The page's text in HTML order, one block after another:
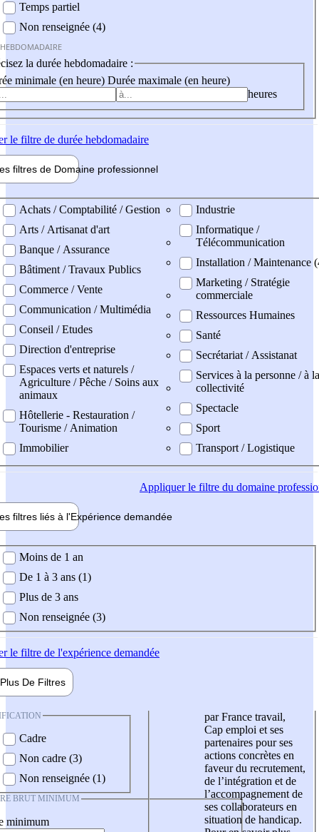
Temps partiel
Non renseignée (4)
la durée hebdomadaire :
minimale (en heure) Durée maximale (en heure)
heures
le filtre de durée hebdomadaire
filtres de Domaine professionnel
professionel
Achats / Comptabilité / Gestion
Arts / Artisanat d'art
Banque / Assurance
Bâtiment / Travaux Publics
Commerce / Vente
Communication / Multimédia
Conseil / Etudes
Direction d'entreprise
Espaces verts et naturels /
Agriculture / Pêche / Soins aux
animaux
Hôtellerie - Restauration /
Tourisme / Animation
Immobilier
Industrie
Informatique /
Télécommunication
Installation / Maintenance
Marketing / Stratégie
commerciale
Ressources Humaines
Santé
Secrétariat / Assistanat
Services à la personne / à la
collectivité
Spectacle
Sport
Transport / Logistique
Appliquerle filtre du domaine
filtres liés à l'Expérience demandée
demandée
Moins de 1 an
De 1 à 3 ans (1)
Plus de 3 ans
Non renseignée (3)
le filtre de l'expérience demandée
Plus De Filtres
Cadre
Non cadre (3)
Non renseignée (1)
BRUT MINIMUM
minimum
par France travail,
Cap emploi et ses
partenaires pour ses
actions concrètes en
faveur du recrutement,
de l’intégration et de
l’accompagnement de
ses collaborateurs en
situation de handicap.